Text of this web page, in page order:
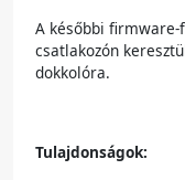
A későbbi firmware-
csatlakozón
dokkolóra.
Tulajdonságok: